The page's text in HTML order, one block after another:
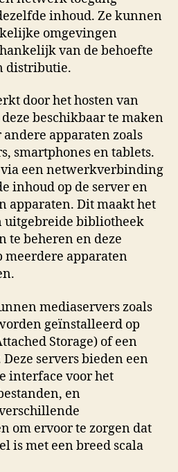
inhoud. Ze kunnen
omgevingen
van de behoefte
distributie.
door het hosten van
beschikbaar te maken
apparaten zoals
smartphones en tablets.
een netwerkverbinding
inhoud op de server en
apparaten. Dit maakt het
uitgebreide bibliotheek
te beheren en deze
meerdere apparaten
mediaservers zoals
geïnstalleerd op
Storage) of een
servers bieden een
interface voor het
en
om ervoor te zorgen dat
is met een breed scala